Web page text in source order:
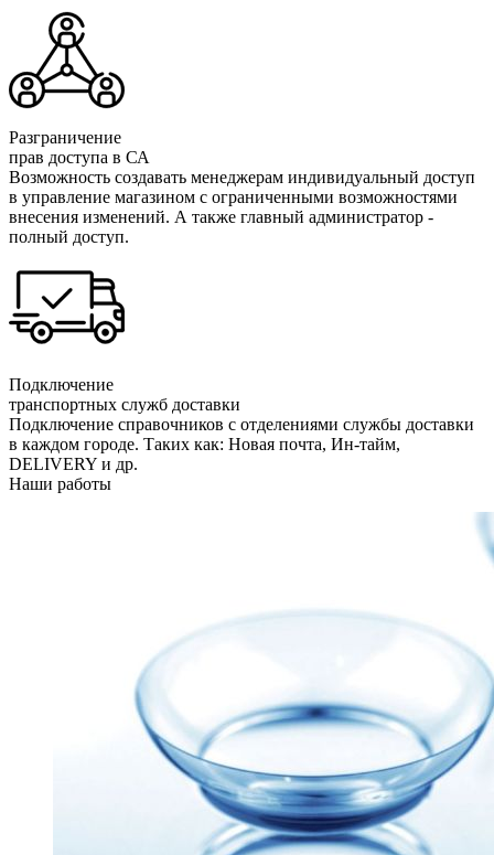
Разграничение
прав доступа в СА
Возможность создавать менеджерам индивидуальный доступ
в управление магазином с ограниченными возможностями
внесения изменений. А также главный администратор -
полный доступ.
Подключение
транспортных служб доставки
Подключение справочников с отделениями службы доставки
в каждом городе. Таких как: Новая почта, Ин-тайм,
DELIVERY и др.
Наши работы